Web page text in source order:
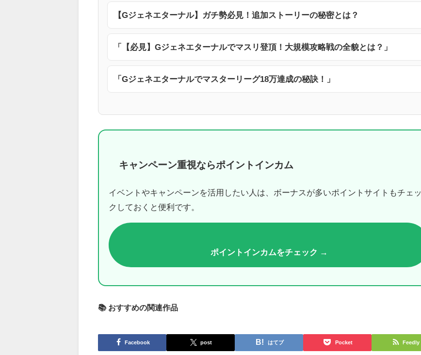
【Gジェネエターナル】ガチ勢必見！追加ストーリーの秘密とは？
「【必見】Gジェネエターナルでマスリ登頂！大規模攻略戦の全貌とは？」
「Gジェネエターナルでマスターリーグ18万達成の秘訣！」
キャンペーン重視ならポイントインカム
イベントやキャンペーンを活用したい人は、ボーナスが多いポイントサイトもチェッ
クしておくと便利です。
ポイントインカムをチェック →
📚 おすすめの関連作品
Facebook post はてブ Pocket Feedly